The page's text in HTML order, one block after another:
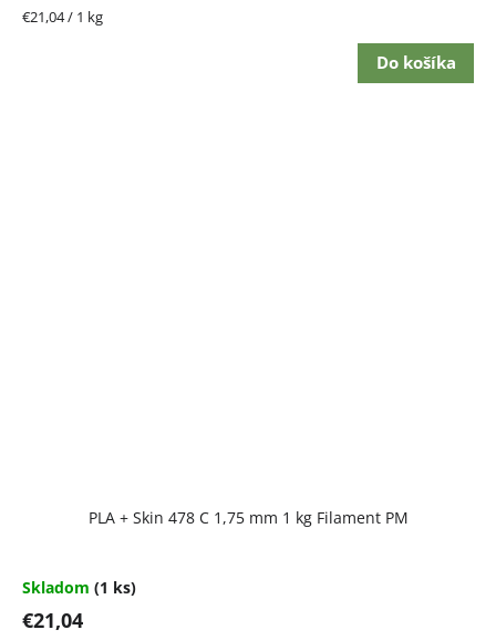
Jednotková
€21,04 / 1 kg
Do košíka
PLA + Skin 478 C 1,75 mm 1 kg Filament PM
Skladom (1 ks)
€21,04